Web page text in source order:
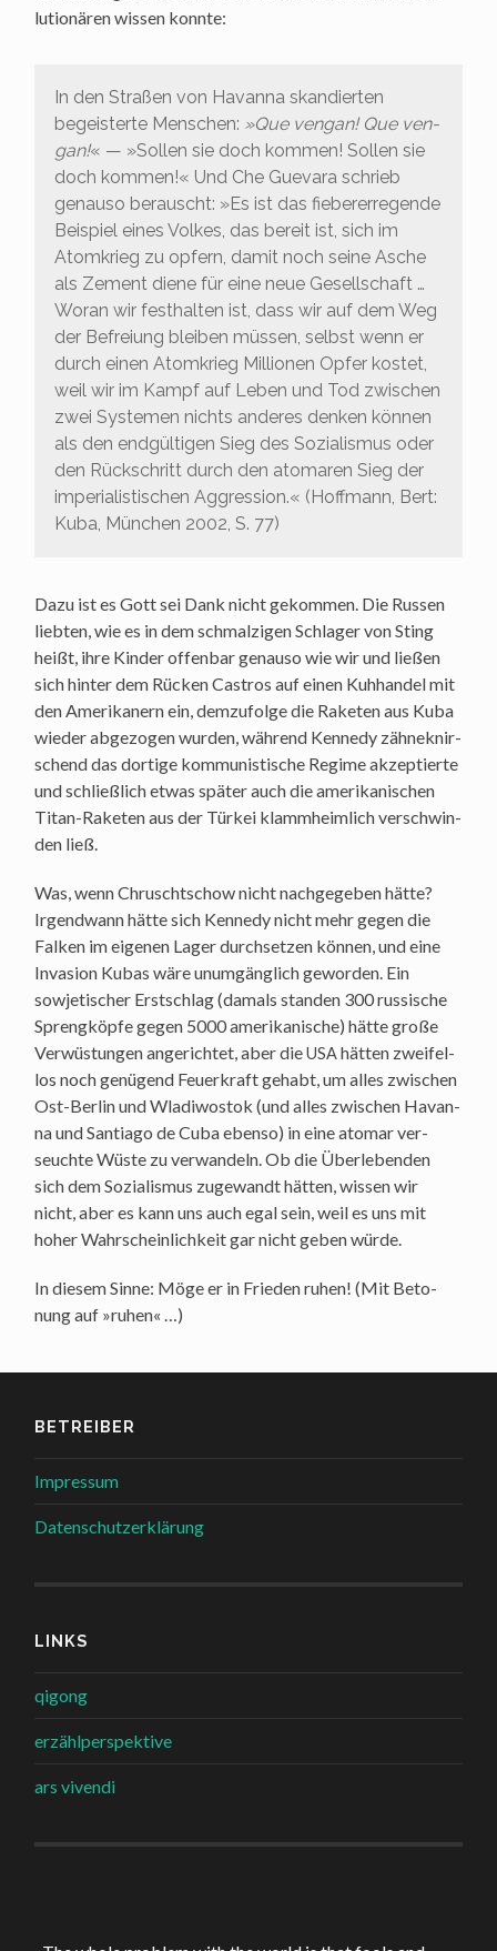
lu­tio­nä­ren wis­sen konnte:
In den Stra­ßen von Havan­na skan­dier­ten
begeis­ter­te Men­schen: »Que ven­gan! Que ven­
gan!« — »Sol­len sie doch kom­men! Sol­len sie
doch kom­men!« Und Che Gue­va­ra schrieb
genau­so berauscht: »Es ist das fie­be­rerre­gen­de
Bei­spiel eines Vol­kes, das bereit ist, sich im
Atom­krieg zu opfern, damit noch sei­ne Asche
als Zement die­ne für eine neue Gesell­schaft …
Wor­an wir fest­hal­ten ist, dass wir auf dem Weg
der Befrei­ung blei­ben müs­sen, selbst wenn er
durch einen Atom­krieg Mil­lio­nen Opfer kos­tet,
weil wir im Kampf auf Leben und Tod zwi­schen
zwei Sys­te­men nichts ande­res den­ken kön­nen
als den end­gül­ti­gen Sieg des Sozia­lis­mus oder
den Rück­schritt durch den ato­ma­ren Sieg der
impe­ria­lis­ti­schen Aggres­si­on.« (Hoff­mann, Bert:
Kuba, Mün­chen 2002, S. 77)
Dazu ist es Gott sei Dank nicht gekom­men. Die Rus­sen
lieb­ten, wie es in dem schmal­zi­gen Schla­ger von Sting
heißt, ihre Kin­der offen­bar genau­so wie wir und lie­ßen
sich hin­ter dem Rücken Cas­tros auf einen Kuh­han­del mit
den Ame­ri­ka­nern ein, dem­zu­fol­ge die Rake­ten aus Kuba
wie­der abge­zo­gen wur­den, wäh­rend Ken­ne­dy zäh­ne­knir­
schend das dor­ti­ge kom­mu­nis­ti­sche Regime akzep­tier­te
und schließ­lich etwas spä­ter auch die ame­ri­ka­ni­schen
Titan-Rake­ten aus der Tür­kei klamm­heim­lich ver­schwin­
den ließ.
Was, wenn Chruscht­schow nicht nach­ge­ge­ben hät­te?
Irgend­wann hät­te sich Ken­ne­dy nicht mehr gegen die
Fal­ken im eige­nen Lager durch­set­zen kön­nen, und eine
Inva­si­on Kubas wäre unum­gäng­lich gewor­den. Ein
sowje­ti­scher Erst­schlag (damals stan­den 300 rus­si­sche
Spreng­köp­fe gegen 5000 ame­ri­ka­ni­sche) hät­te gro­ße
Ver­wüs­tun­gen ange­rich­tet, aber dieUSAhät­ten zwei­fel­
los noch genü­gend Feu­er­kraft gehabt, um alles zwi­schen
Ost-Ber­lin und Wla­di­wos­tok (und alles zwi­schen Havan­
na und Sant­ia­go de Cuba eben­so) in eine ato­mar ver­
seuch­te Wüs­te zu ver­wan­deln. Ob die Über­le­ben­den
sich dem Sozia­lis­mus zuge­wandt hät­ten, wis­sen wir
nicht, aber es kann uns auch egal sein, weil es uns mit
hoher Wahr­schein­lich­keit gar nicht geben würde.
In die­sem Sin­ne: Möge er in Frie­den ruhen! (Mit Beto­
nung auf »ruhen« …)
BETREIBER
Impressum
Datenschutzerklärung
LINKS
qigong
erzählperspektive
ars vivendi